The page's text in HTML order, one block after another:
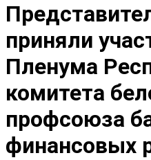
приняли
Пленума
комитета
профсоюза
финансовых